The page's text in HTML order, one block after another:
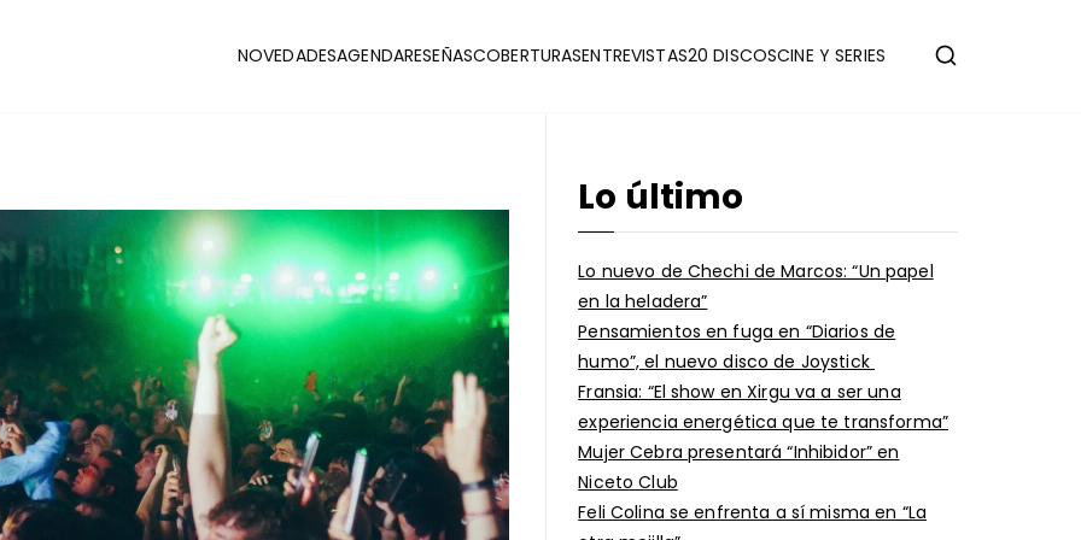
NOVEDADESAGENDARESEÑASCOBERTURASENTREVISTAS20 DISCOSCINE Y SERIES
Lo último
Lo nuevo de Chechi de Marcos: “Un papel
en la heladera”
Pensamientos en fuga en “Diarios de
humo”, el nuevo disco de Joystick
Fransia: “El show en Xirgu va a ser una
experiencia energética que te transforma”
Mujer Cebra presentará “Inhibidor” en
Niceto Club
Feli Colina se enfrenta a sí misma en “La